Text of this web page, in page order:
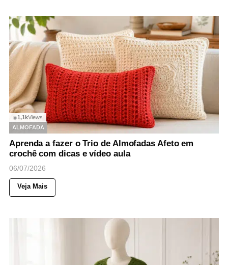
◉1,1kViews
ALMOFADA
Aprenda a fazer o Trio de Almofadas Afeto em
crochê com dicas e vídeo aula
06/07/2026
Veja Mais